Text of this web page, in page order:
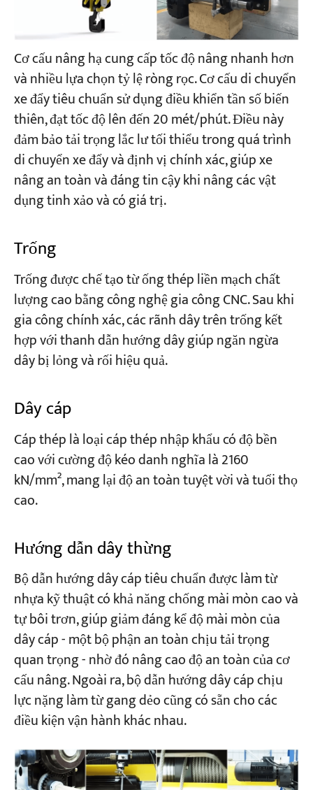
Cơ cấu nâng hạ cung cấp tốc độ nâng nhanh hơn
và nhiều lựa chọn tỷ lệ ròng rọc. Cơ cấu di chuyển
xe đẩy tiêu chuẩn sử dụng điều khiển tần số biến
thiên, đạt tốc độ lên đến 20 mét/phút. Điều này
đảm bảo tải trọng lắc lư tối thiểu trong quá trình
di chuyển xe đẩy và định vị chính xác, giúp xe
nâng an toàn và đáng tin cậy khi nâng các vật
dụng tinh xảo và có giá trị.
Trống
Trống được chế tạo từ ống thép liền mạch chất
lượng cao bằng công nghệ gia công CNC. Sau khi
gia công chính xác, các rãnh dây trên trống kết
hợp với thanh dẫn hướng dây giúp ngăn ngừa
dây bị lỏng và rối hiệu quả.
Dây cáp
Cáp thép là loại cáp thép nhập khẩu có độ bền
cao với cường độ kéo danh nghĩa là 2160
kN/mm², mang lại độ an toàn tuyệt vời và tuổi thọ
cao.
Hướng dẫn dây thừng
Bộ dẫn hướng dây cáp tiêu chuẩn được làm từ
nhựa kỹ thuật có khả năng chống mài mòn cao và
tự bôi trơn, giúp giảm đáng kể độ mài mòn của
dây cáp - một bộ phận an toàn chịu tải trọng
quan trọng - nhờ đó nâng cao độ an toàn của cơ
cấu nâng. Ngoài ra, bộ dẫn hướng dây cáp chịu
lực nặng làm từ gang dẻo cũng có sẵn cho các
điều kiện vận hành khác nhau.